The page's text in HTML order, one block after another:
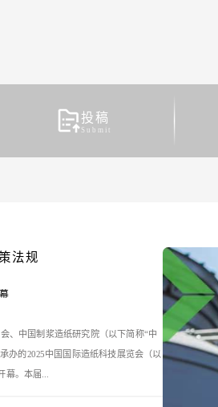
投稿
Submit
法规
、中国制浆造纸研究院（以下简称“中
办的2025中国国际造纸科技展览会（以
幕。本届...